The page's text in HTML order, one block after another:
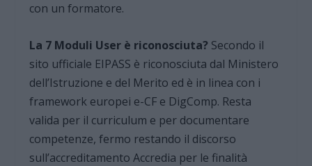
con un formatore.
La 7 Moduli User è riconosciuta? Secondo il
sito ufficiale EIPASS è riconosciuta dal Ministero
dell’Istruzione e del Merito ed è in linea con i
framework europei e-CF e DigComp. Resta
valida per il curriculum e per documentare
competenze, fermo restando il discorso
sull’accreditamento Accredia per le finalità